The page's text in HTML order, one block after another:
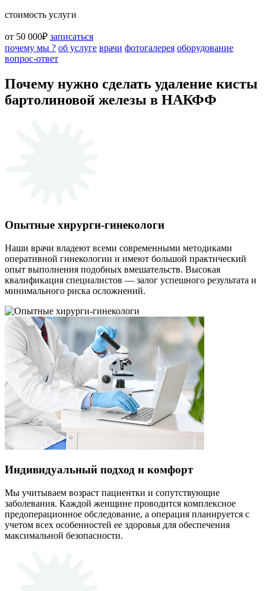
стоимость услуги
от 50 000₽ записаться
почему мы ? об услуге врачи фотогалерея оборудование
вопрос-ответ
Почему нужно сделать удаление кисты
бартолиновой железы в НАКФФ
Опытные хирурги-гинекологи
Наши врачи владеют всеми современными методиками
оперативной гинекологии и имеют большой практический
опыт выполнения подобных вмешательств. Высокая
квалификация специалистов — залог успешного результата и
минимального риска осложнений.
Индивидуальный подход и комфорт
Мы учитываем возраст пациентки и сопутствующие
заболевания. Каждой женщине проводится комплексное
предоперационное обследование, а операция планируется с
учетом всех особенностей ее здоровья для обеспечения
максимальной безопасности.